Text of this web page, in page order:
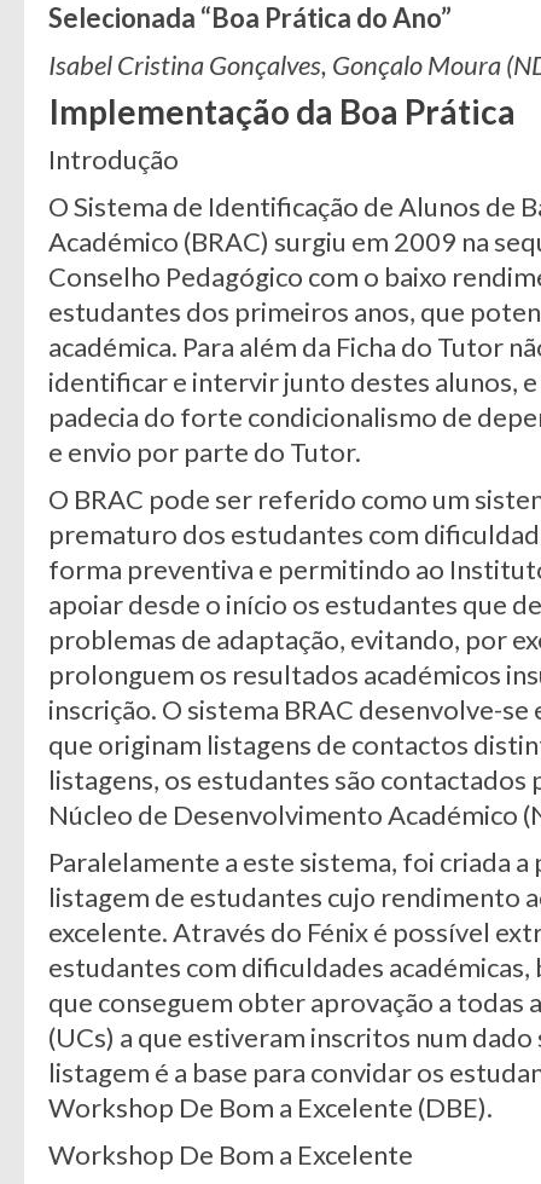
Selecionada “Boa Prática do Ano”
Isabel Cristina Gonçalves, Gonçalo Moura
Implementação da Boa Prática
Introdução
O Sistema de Identificação de Alunos de
Académico (BRAC) surgiu em 2009 na
Conselho Pedagógico com o baixo
estudantes dos primeiros anos, que
académica. Para além da Ficha do Tutor
identificar e intervir junto destes alunos,
padecia do forte condicionalismo de
e envio por parte do Tutor.
O BRAC pode ser referido como um
prematuro dos estudantes com
forma preventiva e permitindo ao
apoiar desde o início os estudantes que
problemas de adaptação, evitando, por
prolonguem os resultados académicos
inscrição. O sistema BRAC desenvolve-
que originam listagens de contactos
listagens, os estudantes são
Núcleo de Desenvolvimento Académico
Paralelamente a este sistema, foi criada
listagem de estudantes cujo rendimento
excelente. Através do Fénix é possível
estudantes com dificuldades
que conseguem obter aprovação a todas
(UCs) a que estiveram inscritos num
listagem é a base para convidar os
Workshop De Bom a Excelente (DBE).
Workshop De Bom a Excelente